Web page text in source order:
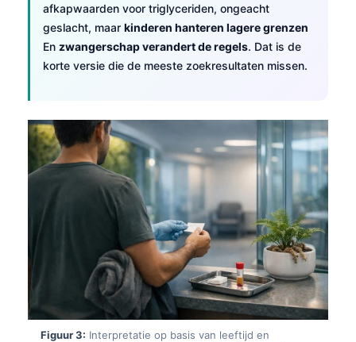
afkapwaarden voor triglyceriden, ongeacht
geslacht, maar kinderen hanteren lagere grenzen
En zwangerschap verandert de regels. Dat is de
korte versie die de meeste zoekresultaten missen.
Figuur 3: Interpretatie op basis van leeftijd en